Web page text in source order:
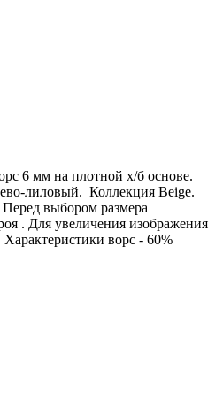
6 мм на плотной х/б основе.
лиловый. Коллекция Beige.
Перед выбором размера
. Для увеличения изображения
ворс - 60%